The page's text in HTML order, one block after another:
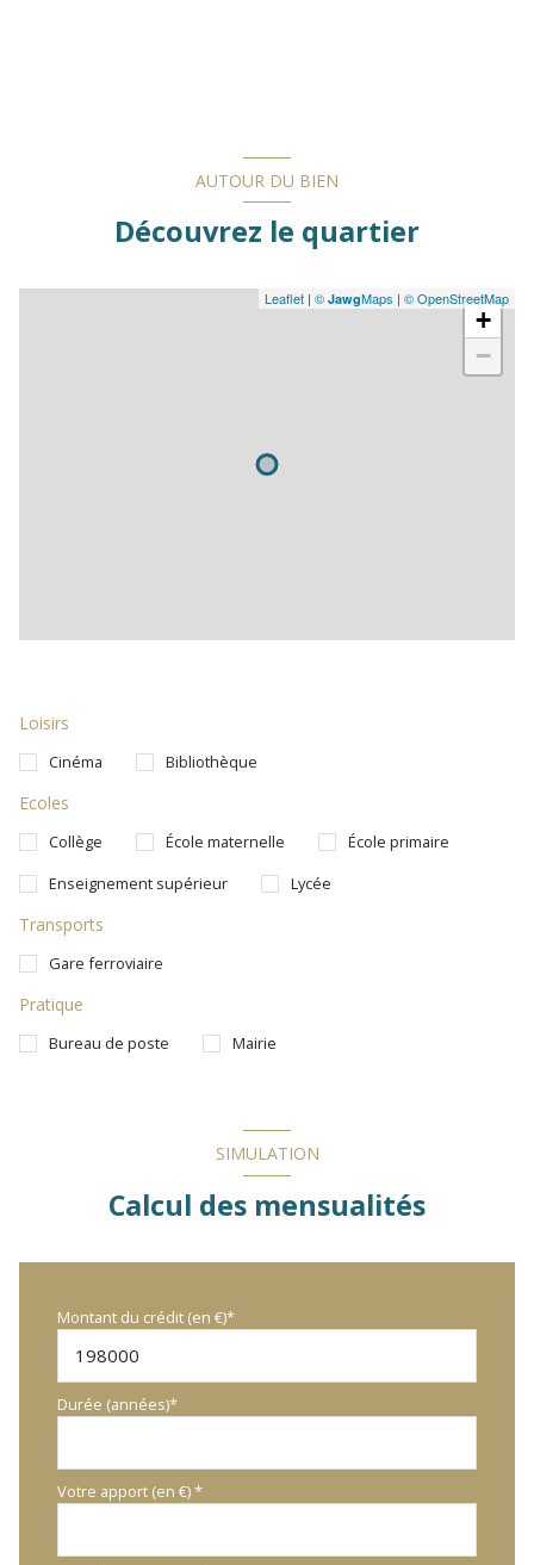
AUTOUR DU BIEN
Découvrez le quartier
+
−
Leaflet | © JawgMaps | © OpenStreetMap
Loisirs
Cinéma Bibliothèque
Ecoles
Collège École maternelle
École primaire
Enseignement supérieur
Lycée
Transports
Gare ferroviaire
Pratique
Bureau de poste Mairie
SIMULATION
Calcul des mensualités
Montant du crédit (en €)*
Durée (années)*
Votre apport (en €) *